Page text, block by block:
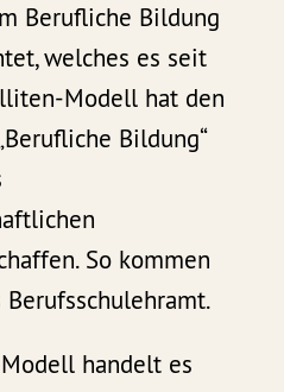
Berufliche Bildung
welches es seit
Modell hat den
Bildung“
So kommen
handelt es